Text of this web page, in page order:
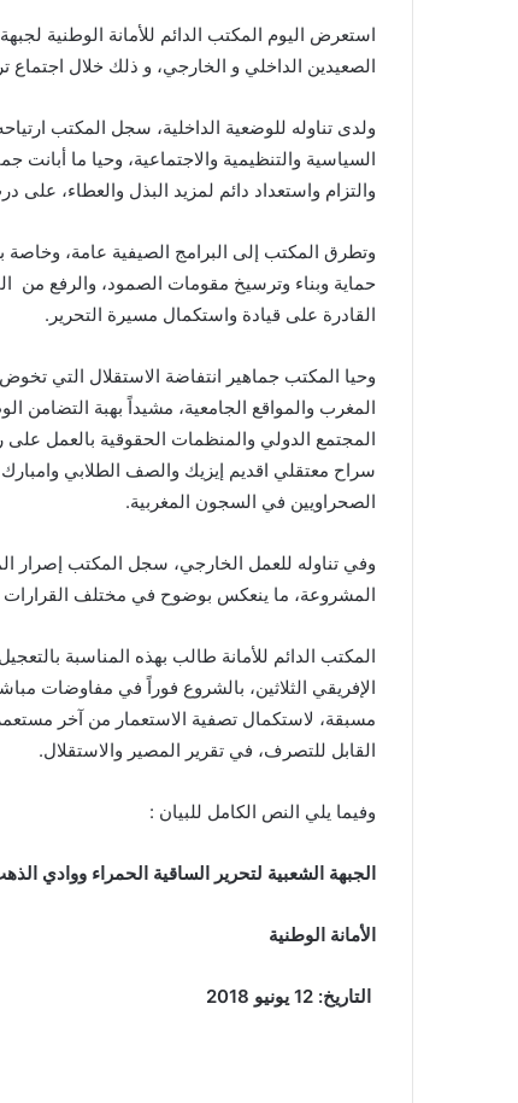
n
e
a
i
استعرض اليوم المكتب الدائم للأمانة الوطنية
الصعيدين الداخلي و الخارجي، و ذلك خلال اجتماع
ولدى تناوله للوضعية الداخلية، سجل المكتب
السياسية والتنظيمية والاجتماعية، وحيا ما
والتزام واستعداد دائم لمزيد البذل والعطاء، على
وتطرق المكتب إلى البرامج الصيفية عامة، وخاصة
حماية وبناء وترسيخ مقومات الصمود، والرفع من
القادرة على قيادة واستكمال مسيرة التحرير .
وحيا المكتب جماهير انتفاضة الاستقلال التي
المغرب والمواقع الجامعية، مشيداً بهبة التضامن
المجتمع الدولي والمنظمات الحقوقية بالعمل
سراح معتقلي اقديم إيزيك والصف الطلابي
الصحراويين في السجون المغربية.
وفي تناوله للعمل الخارجي، سجل المكتب إصرار
المشروعة، ما ينعكس بوضوح في مختلف القرارات
المكتب الدائم للأمانة طالب بهذه المناسبة
الإفريقي الثلاثين، بالشروع فوراً في مفاوضات
مسبقة، لاستكمال تصفية الاستعمار من آخر
القابل للتصرف، في تقرير المصير والاستقلال.
وفيما يلي النص الكامل للبيان :
الجبهة الشعبية لتحرير الساقية الحمراء ووادي
الأمانة الوطنية
التاريخ: 12 يونيو 2018